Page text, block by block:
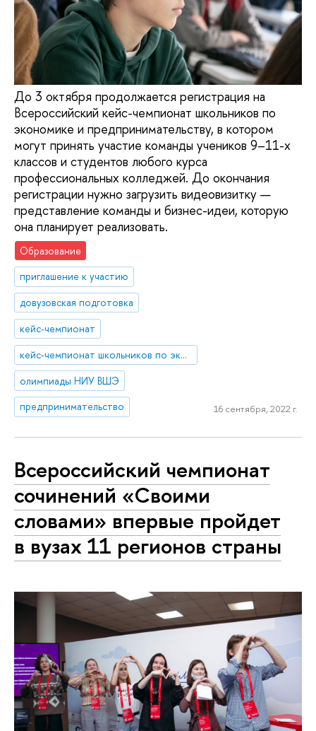
До 3 октября продолжается регистрация на
Всероссийский кейс-чемпионат школьников по
экономике и предпринимательству, в котором
могут принять участие команды учеников 9–11-х
классов и студентов любого курса
профессиональных колледжей. До окончания
регистрации нужно загрузить видеовизитку —
представление команды и бизнес-идеи, которую
она планирует реализовать.
Образование
приглашение к участию
довузовская подготовка
кейс-чемпионат
кейс-чемпионат школьников по экономике и предпринимательству
олимпиады НИУ ВШЭ
предпринимательство
16 сентября, 2022 г.
Всероссийский чемпионат
сочинений «Своими
словами» впервые пройдет
в вузах 11 регионов страны